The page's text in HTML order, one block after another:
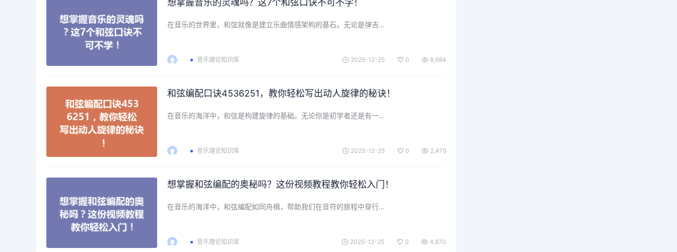
想掌握音乐的灵魂吗？这7个和弦口诀不可不学！
在音乐的世界里，和弦就像是建立乐曲情感架构的基石。无论是弹吉…
音乐理论知识库 2025-12-25 0 8,684
和弦编配口诀4536251，教你轻松写出动人旋律的秘诀！
在音乐的海洋中，和弦是构建旋律的基础。无论你是初学者还是有一…
音乐理论知识库 2025-12-25 0 2,479
想掌握和弦编配的奥秘吗？这份视频教程教你轻松入门！
在音乐的海洋中，和弦编配如同舟楫，帮助我们在音符的旅程中穿行…
音乐理论知识库 2025-12-25 0 4,870